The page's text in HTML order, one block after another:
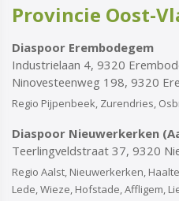
Provincie Oost-
Diaspoor Erembodegem
Industrielaan 4, 9320
Ninovesteenweg 198, 9320
Regio Pijpenbeek, Zurendries,
Diaspoor Nieuwerkerken
Teerlingveldstraat 37, 9320
Regio Aalst, Nieuwerkerken,
Lede, Wieze, Hofstade, Affligem,